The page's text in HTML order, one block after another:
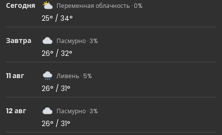
Сегодня Переменная облачность · 0%
25° / 34°
Завтра Пасмурно · 3%
26° / 32°
11 авг Ливень · 5%
26° / 31°
12 авг Пасмурно · 3%
26° / 31°